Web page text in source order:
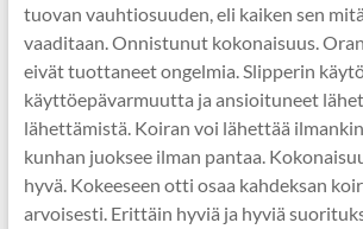
tuovan vauhtiosuuden, eli kaiken sen
vaaditaan. Onnistunut kokonaisuus.
eivät tuottaneet ongelmia. Slipperin
käyttöepävarmuutta ja ansioituneet
lähettämistä. Koiran voi lähettää
kunhan juoksee ilman pantaa.
hyvä. Kokeeseen otti osaa kahdeksan
arvoisesti. Erittäin hyviä ja hyviä